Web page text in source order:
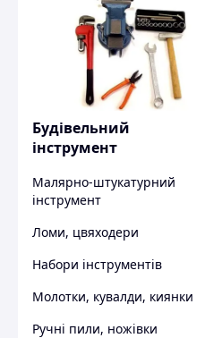
Будівельний
інструмент
Малярно-штукатурний
інструмент
Ломи, цвяходери
Набори інструментів
Молотки, кувалди, киянки
Ручні пили, ножівки